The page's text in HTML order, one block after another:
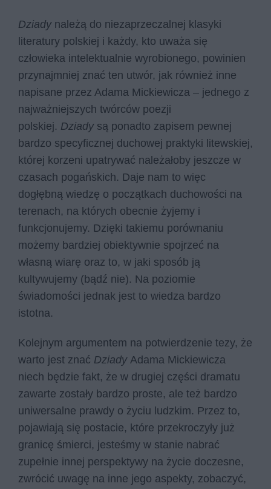
Dziady należą do niezaprzeczalnej klasyki
literatury polskiej i każdy, kto uważa się
człowieka intelektualnie wyrobionego, powinien
przynajmniej znać ten utwór, jak również inne
napisane przez Adama Mickiewicza – jednego z
najważniejszych twórców poezji
polskiej. Dziady są ponadto zapisem pewnej
bardzo specyficznej duchowej praktyki litewskiej,
której korzeni upatrywać należałoby jeszcze w
czasach pogańskich. Daje nam to więc
dogłębną wiedzę o początkach duchowości na
terenach, na których obecnie żyjemy i
funkcjonujemy. Dzięki takiemu porównaniu
możemy bardziej obiektywnie spojrzeć na
własną wiarę oraz to, w jaki sposób ją
kultywujemy (bądź nie). Na poziomie
świadomości jednak jest to wiedza bardzo
istotna.
Kolejnym argumentem na potwierdzenie tezy, że
warto jest znać Dziady Adama Mickiewicza
niech będzie fakt, że w drugiej części dramatu
zawarte zostały bardzo proste, ale też bardzo
uniwersalne prawdy o życiu ludzkim. Przez to,
pojawiają się postacie, które przekroczyły już
granicę śmierci, jesteśmy w stanie nabrać
zupełnie innej perspektywy na życie doczesne,
zwrócić uwagę na inne jego aspekty, zobaczyć,